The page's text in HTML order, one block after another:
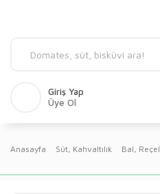
Giriş Yap
Üye Ol
Anasayfa Süt, Kahvaltılık Bal, Reçel